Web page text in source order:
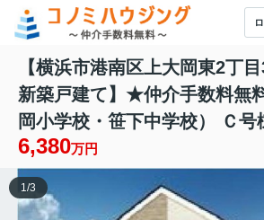
【横浜市港南区上大岡東2丁
新築戸建て】★仲介手数料無
岡小学校・笹下中学校） Ｃ号
6,380万円
1/3